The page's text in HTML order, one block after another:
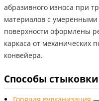
абразивного износа при
материалов с
поверхности оформлены
каркаса от механических
конвейера.
Способы стыковки